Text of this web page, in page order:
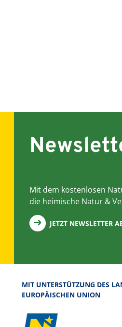
Mit dem kostenlosen
die heimische Natur &
JETZT NEWSLETTER
MIT UNTERSTÜTZUNG DES
EUROPÄISCHEN UNION